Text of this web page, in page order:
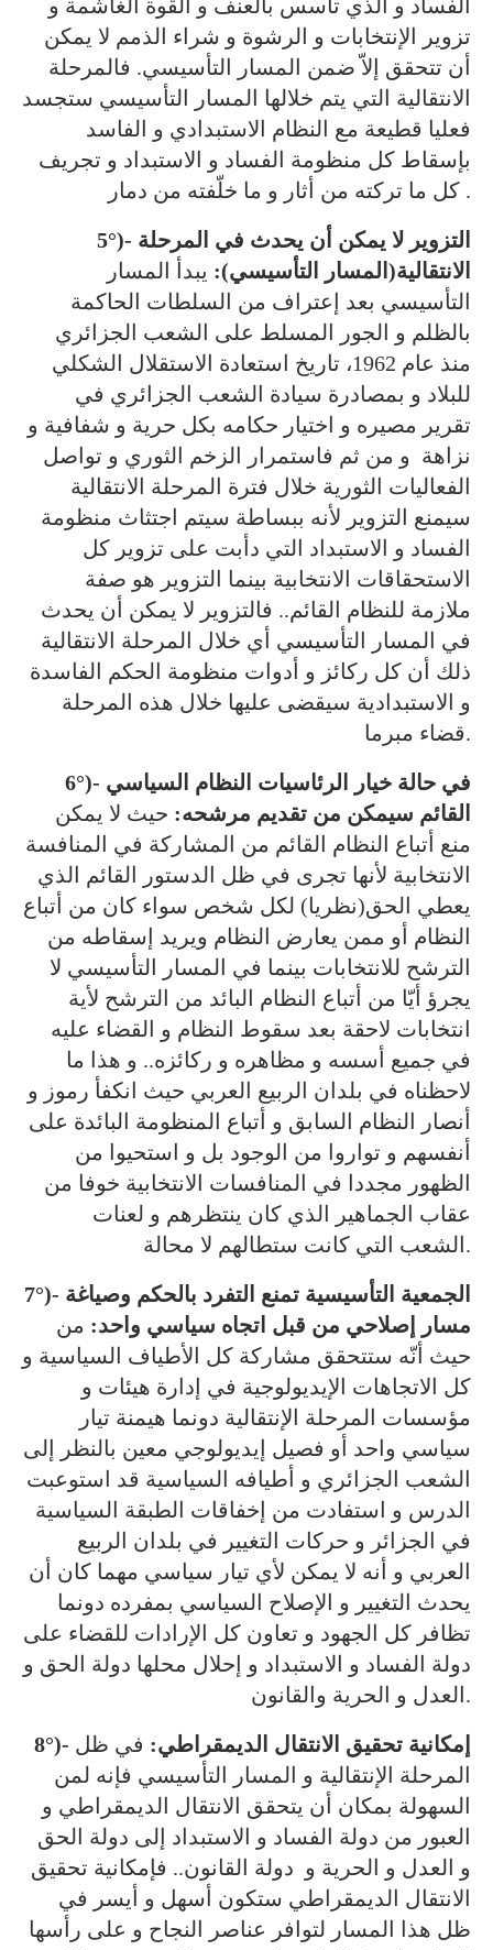
الفساد و الذي تأسس بالعنف و القوة الغاشمة و
تزوير الإنتخابات و الرشوة و شراء الذمم لا يمكن
أن تتحقق إلاّ ضمن المسار التأسيسي. فالمرحلة
الانتقالية التي يتم خلالها المسار التأسيسي ستجسد
فعليا قطيعة مع النظام الاستبدادي و الفاسد
بإسقاط كل منظومة الفساد و الاستبداد و تجريف
كل ما تركته من أثار و ما خلّفته من دمار .
5°)- التزوير لا يمكن أن يحدث في المرحلة
الانتقالية(المسار التأسيسي): يبدأ المسار
التأسيسي بعد إعتراف من السلطات الحاكمة
بالظلم و الجور المسلط على الشعب الجزائري
منذ عام 1962، تاريخ استعادة الاستقلال الشكلي
للبلاد و بمصادرة سيادة الشعب الجزائري في
تقرير مصيره و اختيار حكامه بكل حرية و شفافية و
نزاهة و من ثم فاستمرار الزخم الثوري و تواصل
الفعاليات الثورية خلال فترة المرحلة الانتقالية
سيمنع التزوير لأنه ببساطة سيتم اجتثاث منظومة
الفساد و الاستبداد التي دأبت على تزوير كل
الاستحقاقات الانتخابية بينما التزوير هو صفة
ملازمة للنظام القائم.. فالتزوير لا يمكن أن يحدث
في المسار التأسيسي أي خلال المرحلة الانتقالية
ذلك أن كل ركائز و أدوات منظومة الحكم الفاسدة
و الاستبدادية سيقضى عليها خلال هذه المرحلة
قضاء مبرما.
6°)- في حالة خيار الرئاسيات النظام السياسي
القائم سيمكن من تقديم مرشحه: حيث لا يمكن
منع أتباع النظام القائم من المشاركة في المنافسة
الانتخابية لأنها تجرى في ظل الدستور القائم الذي
يعطي الحق(نظريا) لكل شخص سواء كان من أتباع
النظام أو ممن يعارض النظام ويريد إسقاطه من
الترشح للانتخابات بينما في المسار التأسيسي لا
يجرؤ أيّا من أتباع النظام البائد من الترشح لأية
انتخابات لاحقة بعد سقوط النظام و القضاء عليه
في جميع أسسه و مظاهره و ركائزه.. و هذا ما
لاحظناه في بلدان الربيع العربي حيث انكفأ رموز و
أنصار النظام السابق و أتباع المنظومة البائدة على
أنفسهم و تواروا من الوجود بل و استحيوا من
الظهور مجددا في المنافسات الانتخابية خوفا من
عقاب الجماهير الذي كان ينتظرهم و لعنات
الشعب التي كانت ستطالهم لا محالة.
7°)- الجمعية التأسيسية تمنع التفرد بالحكم وصياغة
مسار إصلاحي من قبل اتجاه سياسي واحد: من
حيث أنّه ستتحقق مشاركة كل الأطياف السياسية و
كل الاتجاهات الإيديولوجية في إدارة هيئات و
مؤسسات المرحلة الإنتقالية دونما هيمنة تيار
سياسي واحد أو فصيل إيديولوجي معين بالنظر إلى
الشعب الجزائري و أطيافه السياسية قد استوعبت
الدرس و استفادت من إخفاقات الطبقة السياسية
في الجزائر و حركات التغيير في بلدان الربيع
العربي و أنه لا يمكن لأي تيار سياسي مهما كان أن
يحدث التغيير و الإصلاح السياسي بمفرده دونما
تظافر كل الجهود و تعاون كل الإرادات للقضاء على
دولة الفساد و الاستبداد و إحلال محلها دولة الحق و
العدل و الحرية والقانون.
8°)- إمكانية تحقيق الانتقال الديمقراطي: في ظل
المرحلة الإنتقالية و المسار التأسيسي فإنه لمن
السهولة بمكان أن يتحقق الانتقال الديمقراطي و
العبور من دولة الفساد و الاستبداد إلى دولة الحق
و العدل و الحرية و دولة القانون.. فإمكانية تحقيق
الانتقال الديمقراطي ستكون أسهل و أيسر في
ظل هذا المسار لتوافر عناصر النجاح و على رأسها